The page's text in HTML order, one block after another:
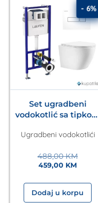
- 6%
Set ugradbeni
vodokotlić sa tipkom
+wc šolja Una Kalla
Ugradbeni vodokotlići
488,00KM
459,00 KM
Dodaj u korpu